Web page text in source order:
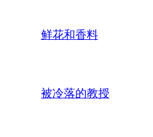
鲜花和香料
被冷落的教授